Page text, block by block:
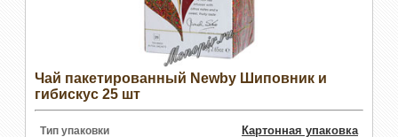
Чай пакетированный Newby Шиповник и
гибискус 25 шт
Тип упаковки Картонная упаковка